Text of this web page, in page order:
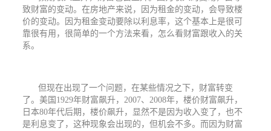
致财富的变动。在房地产来说，因为租金的变动，会导致楼
价的变动。因为租金变动要除以利息率，这个基本上是很可
靠很有用，很简单的一个方法来看，怎么看财富跟收入的关
系。
但现在出现了一个问题，在某些情况之下，财富转变
了。美国 1929年财富飙升， 2007、 2008年，楼价财富飙升，
日本80年代后期，楼价飙升，显然不是因为收入变了，也不
是利息变了，这种现象会出现的，但机会不多。而因为财富